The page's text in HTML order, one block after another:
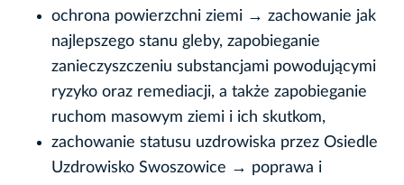
ochrona powierzchni ziemi → zachowanie jak
najlepszego stanu gleby, zapobieganie
zanieczyszczeniu substancjami powodującymi
ryzyko oraz remediacji, a także zapobieganie
ruchom masowym ziemi i ich skutkom,
zachowanie statusu uzdrowiska przez Osiedle
Uzdrowisko Swoszowice → poprawa i